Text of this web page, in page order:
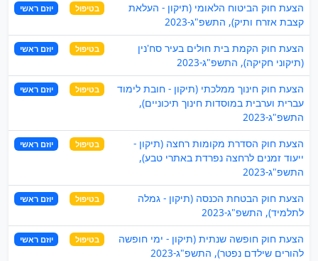
הצעת חוק הביטוח הלאומי (תיקון - העלאת
קצבת אזרח ותיק), התשפ"ג-2023
בטיפול יוזם ראשי
הצעת חוק הקמת בית חולים בעיר סח'נין
(תיקוני חקיקה), התשפ"ג-2023
בטיפול יוזם ראשי
הצעת חוק חינוך ממלכתי (תיקון - חובת לימוד
עברית וערבית במוסדות חינוך תיכוניים),
התשפ"ג-2023
בטיפול יוזם ראשי
הצעת חוק הסדרת מקומות רחצה (תיקון -
ייעוד זמנים לרחצה נפרדת באתרי טבע),
התשפ"ג-2023
בטיפול יוזם ראשי
הצעת חוק הבטחת הכנסה (תיקון - גמלה
לתלמיד), התשפ"ג-2023
בטיפול יוזם ראשי
הצעת חוק חופשה שנתית (תיקון - ימי חופשה
להורים שילדם נפטר), התשפ"ג-2023
בטיפול יוזם ראשי